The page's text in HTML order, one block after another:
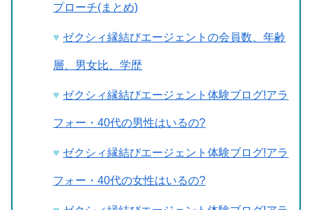
プローチ(まとめ)
ゼクシィ縁結びエージェントの会員数、年齢
層、男女比、学歴
ゼクシィ縁結びエージェント体験ブログ!アラ
フォー・40代の男性はいるの?
ゼクシィ縁結びエージェント体験ブログ!アラ
フォー・40代の女性はいるの?